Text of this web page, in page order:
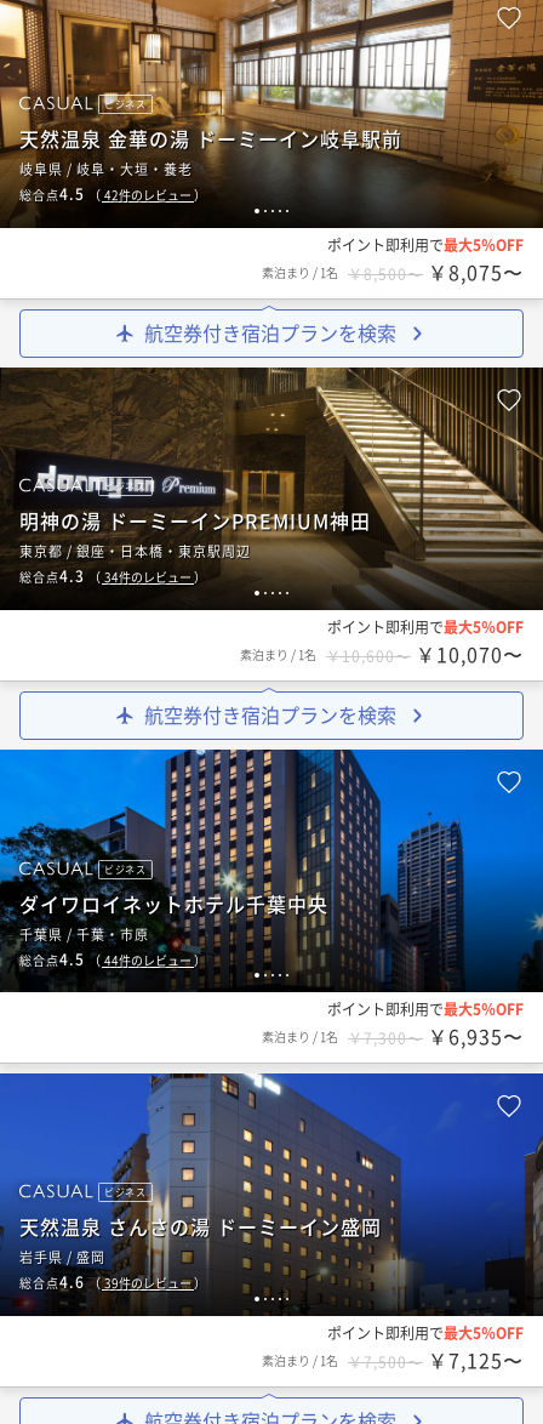
1 2 3 4 5
ビジネス
天然温泉 金華の湯 ドーミーイン岐阜駅前
岐阜県 / 岐阜・大垣・養老
総合点4.5 （ 42件のレビュー ）
ポイント即利用で最大5％OFF
素泊まり / 1名 ￥8,500〜 ￥8,075〜
航空券付き宿泊プランを検索
1 2 3 4 5
ビジネス
明神の湯 ドーミーインPREMIUM神田
東京都 / 銀座・日本橋・東京駅周辺
総合点4.3 （ 34件のレビュー ）
ポイント即利用で最大5％OFF
素泊まり / 1名 ￥10,600〜 ￥10,070〜
航空券付き宿泊プランを検索
1 23 4 5
ビジネス
ダイワロイネットホテル千葉中央
千葉県 / 千葉・市原
総合点4.5 （ 44件のレビュー ）
ポイント即利用で最大5％OFF
素泊まり / 1名 ￥7,300〜 ￥6,935〜
1 23 45
ビジネス
天然温泉 さんさの湯 ドーミーイン盛岡
岩手県 / 盛岡
総合点4.6（ 39件のレビュー）
ポイント即利用で最大5％OFF
素泊まり / 1名 ￥7,500〜 ￥7,125〜